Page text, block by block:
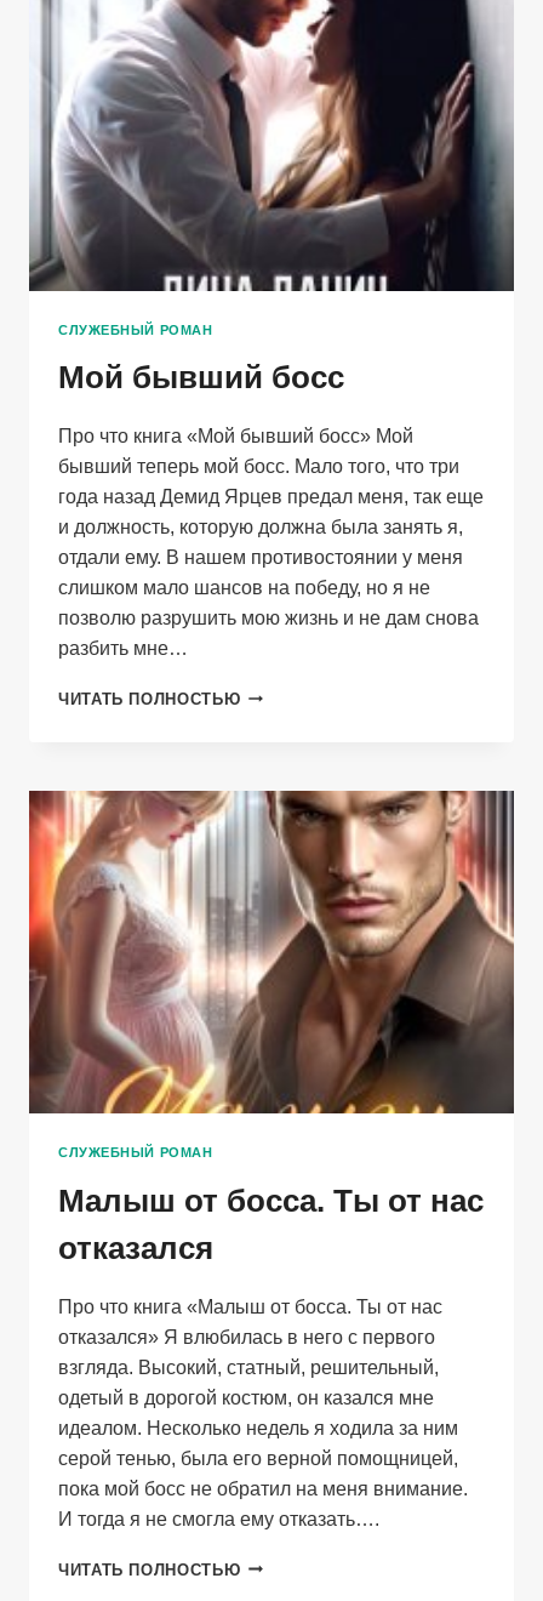
СЛУЖЕБНЫЙ РОМАН
Мой бывший босс
Про что книга «Мой бывший босс» Мой
бывший теперь мой босс. Мало того, что три
года назад Демид Ярцев предал меня, так еще
и должность, которую должна была занять я,
отдали ему. В нашем противостоянии у меня
слишком мало шансов на победу, но я не
позволю разрушить мою жизнь и не дам снова
разбить мне…
ЧИТАТЬ ПОЛНОСТЬЮ МОЙ
СЛУЖЕБНЫЙ РОМАН
Малыш от босса. Ты от нас
отказался
Про что книга «Малыш от босса. Ты от нас
отказался» Я влюбилась в него с первого
взгляда. Высокий, статный, решительный,
одетый в дорогой костюм, он казался мне
идеалом. Несколько недель я ходила за ним
серой тенью, была его верной помощницей,
пока мой босс не обратил на меня внимание.
И тогда я не смогла ему отказать….
ЧИТАТЬ ПОЛНОСТЬЮ МАЛЫШ